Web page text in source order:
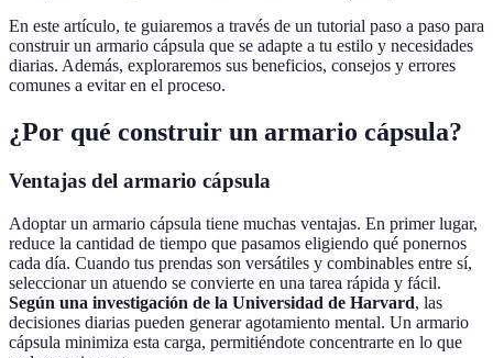
En este artículo, te guiaremos a través de un tutorial paso a paso para
construir un armario cápsula que se adapte a tu estilo y necesidades
diarias. Además, exploraremos sus beneficios, consejos y errores
comunes a evitar en el proceso.
¿Por qué construir un armario cápsula?
Ventajas del armario cápsula
Adoptar un armario cápsula tiene muchas ventajas. En primer lugar,
reduce la cantidad de tiempo que pasamos eligiendo qué ponernos
cada día. Cuando tus prendas son versátiles y combinables entre sí,
seleccionar un atuendo se convierte en una tarea rápida y fácil.
Según una investigación de la Universidad de Harvard, las
decisiones diarias pueden generar agotamiento mental. Un armario
cápsula minimiza esta carga, permitiéndote concentrarte en lo que